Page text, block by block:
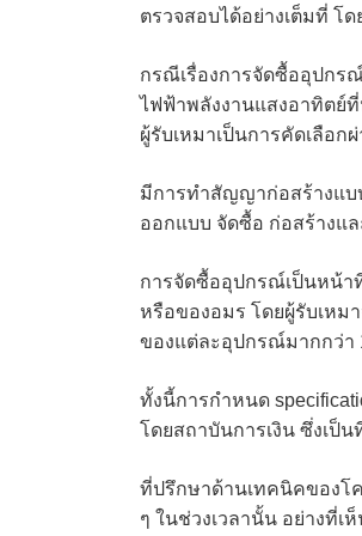
ตรวจสอบได้อย่างเต็มที่ โ
กรณีเรื่องการจัดซื้ออุปกร
ไฟฟ้าพลังงานแสงอาทิตย์
ผู้รับเหมาเป็นการคัดเลือ
มีการทำสัญญาก่อสร้างแบบ
ออกแบบ จัดซื้อ ก่อสร้างแ
การจัดซื้ออุปกรณ์เป็นหน้า
หรือของอมร โดยผู้รับเหม
ของแต่ละอุปกรณ์มากกว่า
ทั้งนี้การกำหนด
โดยสถาบันการเงิน ซึ่งเป็
ที่ปรึกษาด้านเทคนิคของโค
ๆ ในช่วงเวลานั้น อย่างที่เ